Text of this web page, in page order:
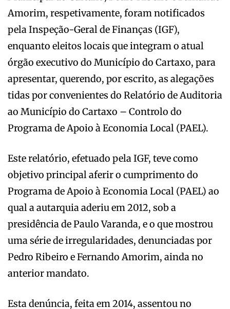
Amorim, respetivamente, foram notificados
pela Inspeção-Geral de Finanças (IGF),
enquanto eleitos locais que integram o atual
órgão executivo do Município do Cartaxo, para
apresentar, querendo, por escrito, as alegações
tidas por convenientes do Relatório de Auditoria
ao Município do Cartaxo – Controlo do
Programa de Apoio à Economia Local (PAEL).
Este relatório, efetuado pela IGF, teve como
objetivo principal aferir o cumprimento do
Programa de Apoio à Economia Local (PAEL) ao
qual a autarquia aderiu em 2012, sob a
presidência de Paulo Varanda, e o que mostrou
uma série de irregularidades, denunciadas por
Pedro Ribeiro e Fernando Amorim, ainda no
anterior mandato.
Esta denúncia, feita em 2014, assentou no